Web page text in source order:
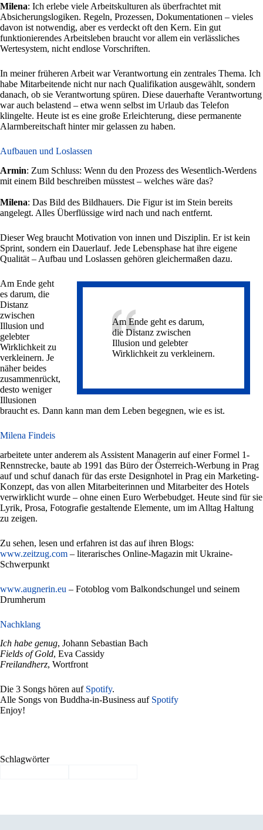
Milena: Ich erlebe viele Arbeitskulturen als überfrachtet mit
Absicherungslogiken. Regeln, Prozessen, Dokumentationen – vieles
davon ist notwendig, aber es verdeckt oft den Kern. Ein gut
funktionierendes Arbeitsleben braucht vor allem ein verlässliches
Wertesystem, nicht endlose Vorschriften.
In meiner früheren Arbeit war Verantwortung ein zentrales Thema. Ich
habe Mitarbeitende nicht nur nach Qualifikation ausgewählt, sondern
danach, ob sie Verantwortung spüren. Diese dauerhafte Verantwortung
war auch belastend – etwa wenn selbst im Urlaub das Telefon
klingelte. Heute ist es eine große Erleichterung, diese permanente
Alarmbereitschaft hinter mir gelassen zu haben.
Aufbauen und Loslassen
Armin: Zum Schluss: Wenn du den Prozess des Wesentlich-Werdens
mit einem Bild beschreiben müsstest – welches wäre das?
Milena: Das Bild des Bildhauers. Die Figur ist im Stein bereits
angelegt. Alles Überflüssige wird nach und nach entfernt.
Dieser Weg braucht Motivation von innen und Disziplin. Er ist kein
Sprint, sondern ein Dauerlauf. Jede Lebensphase hat ihre eigene
Qualität – Aufbau und Loslassen gehören gleichermaßen dazu.
Am Ende geht es darum,
die Distanz zwischen
Illusion und gelebter
Wirklichkeit zu verkleinern.
Am Ende geht
es darum, die
Distanz
zwischen
Illusion und
gelebter
Wirklichkeit zu
verkleinern. Je
näher beides
zusammenrückt,
desto weniger
Illusionen
braucht es. Dann kann man dem Leben begegnen, wie es ist.
Milena Findeis
arbeitete unter anderem als Assistent Managerin auf einer Formel 1-
Rennstrecke, baute ab 1991 das Büro der Österreich-Werbung in Prag
auf und schuf danach für das erste Designhotel in Prag ein Marketing-
Konzept, das von allen Mitarbeiterinnen und Mitarbeiter des Hotels
verwirklicht wurde – ohne einen Euro Werbebudget. Heute sind für sie
Lyrik, Prosa, Fotografie gestaltende Elemente, um im Alltag Haltung
zu zeigen.
Zu sehen, lesen und erfahren ist das auf ihren Blogs:
www.zeitzug.com – literarisches Online-Magazin mit Ukraine-
Schwerpunkt
www.augnerin.eu – Fotoblog vom Balkondschungel und seinem
Drumherum
Nachklang
Ich habe genug, Johann Sebastian Bach
Fields of Gold, Eva Cassidy
Freilandherz, Wortfront
Die 3 Songs hören auf Spotify.
Alle Songs von Buddha-in-Business auf Spotify
Enjoy!
Schlagwörter